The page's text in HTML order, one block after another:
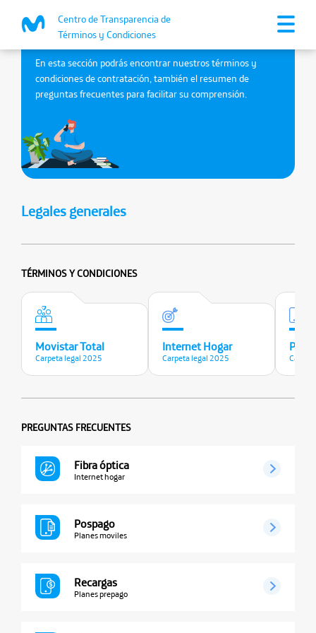
Centro de Transparencia de
Términos y Condiciones
Centro de Términos y Condiciones
En esta sección podrás encontrar nuestros términos y
condiciones de contratación, también el resumen de
preguntas frecuentes para facilitar su comprensión.
Legales generales
TÉRMINOS Y CONDICIONES
Movistar Total
Carpeta legal 2025
Internet Hogar
Carpeta legal 2025
PREGUNTAS FRECUENTES
Fibra óptica
Internet hogar
Pospago
Planes moviles
Recargas
Planes prepago